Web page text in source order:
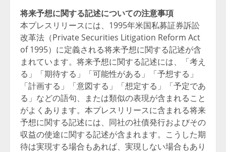
将来予想に関する記述についての注意事項
本プレスリリースには、1995年米国私募証券訴訟
改革法（Private Securities Litigation Reform Act
of 1995）に定義される将来予想に関する記述が含
まれています。将来予想に関する記述には、「考え
る」「期待する」「可能性がある」「予想する」
「計画する」「意図する」「想定する」「予定であ
る」などの語句、または類似の表現が含まれること
がよくあります。本プレスリリースに含まれる将来
予想に関する記述には、同社の社債発行およびその
収益の使途に関する記述が含まれます。こうした期
待は実現する場合もあれば、実現しない場合もあり